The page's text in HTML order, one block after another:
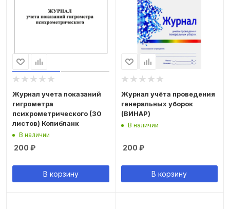
Журнал учета показаний
гигрометра
психрометрического (30
листов) Копибланк
В наличии
200 ₽
В корзину
Журнал учёта проведения
генеральных уборок
(ВИНАР)
В наличии
200 ₽
В корзину